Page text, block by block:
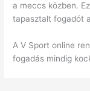
a meccs közben.
tapasztalt fogadót
A V Sport online
fogadás mindig